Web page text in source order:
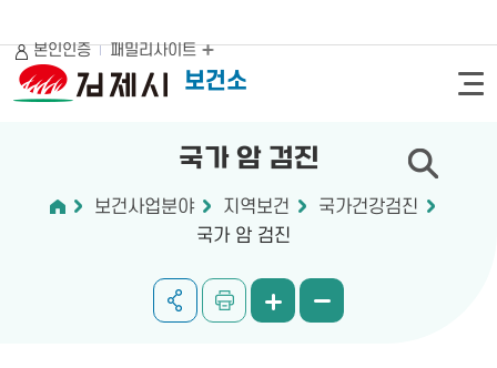
보건소
본인인증 패밀리사이트
국가 암 검진
보건사업분야 지역보건
국가건강검진
국가 암 검진